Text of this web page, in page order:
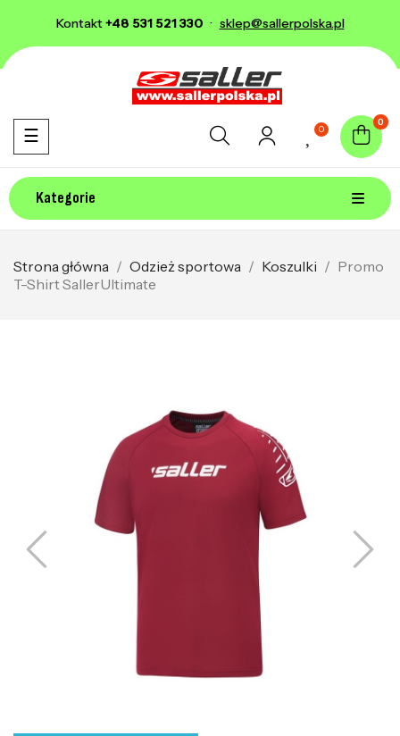
Kontakt+48 531 521 330 · sklep@sallerpolska.pl
0
0
Kategorie
Toggle navigation
☰
Strona główna Odzież sportowa Koszulki
Promo
T-Shirt SallerUltimate